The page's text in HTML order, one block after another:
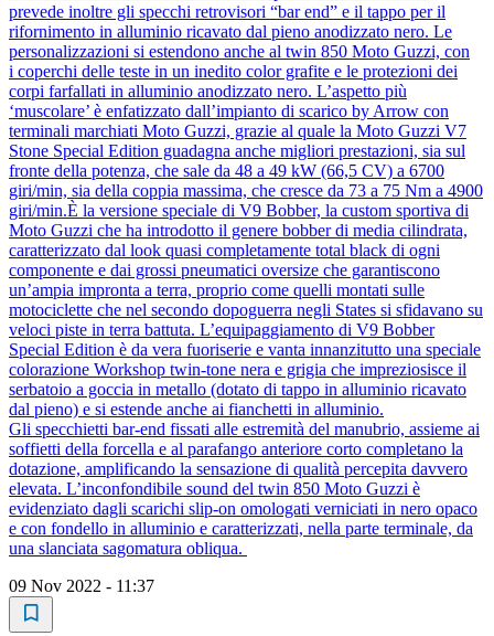
prevede inoltre gli specchi retrovisori “bar end” e il tappo per il
rifornimento in alluminio ricavato dal pieno anodizzato nero. Le
personalizzazioni si estendono anche al twin 850 Moto Guzzi, con
i coperchi delle teste in un inedito color grafite e le protezioni dei
corpi farfallati in alluminio anodizzato nero. L’aspetto più
‘muscolare’ è enfatizzato dall’impianto di scarico by Arrow con
terminali marchiati Moto Guzzi, grazie al quale la Moto Guzzi V7
Stone Special Edition guadagna anche migliori prestazioni, sia sul
fronte della potenza, che sale da 48 a 49 kW (66,5 CV) a 6700
giri/min, sia della coppia massima, che cresce da 73 a 75 Nm a 4900
giri/min.È la versione speciale di V9 Bobber, la custom sportiva di
Moto Guzzi che ha introdotto il genere bobber di media cilindrata,
caratterizzato dal look quasi completamente total black di ogni
componente e dai grossi pneumatici oversize che garantiscono
un’ampia impronta a terra, proprio come quelli montati sulle
motociclette che nel secondo dopoguerra negli States si sfidavano su
veloci piste in terra battuta. L’equipaggiamento di V9 Bobber
Special Edition è da vera fuoriserie e vanta innanzitutto una speciale
colorazione Workshop twin-tone nera e grigia che impreziosisce il
serbatoio a goccia in metallo (dotato di tappo in alluminio ricavato
dal pieno) e si estende anche ai fianchetti in alluminio.
Gli specchietti bar-end fissati alle estremità del manubrio, assieme ai
soffietti della forcella e al parafango anteriore corto completano la
dotazione, amplificando la sensazione di qualità percepita davvero
elevata. L’inconfondibile sound del twin 850 Moto Guzzi è
evidenziato dagli scarichi slip-on omologati verniciati in nero opaco
e con fondello in alluminio e caratterizzati, nella parte terminale, da
una slanciata sagomatura obliqua.
09 Nov 2022 - 11:37